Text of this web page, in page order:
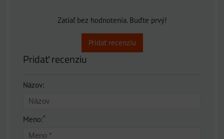
Zatiaľ bez hodnotenia. Buďte prvý!
Pridať recenziu
Pridať recenziu
Názov:
Meno:*